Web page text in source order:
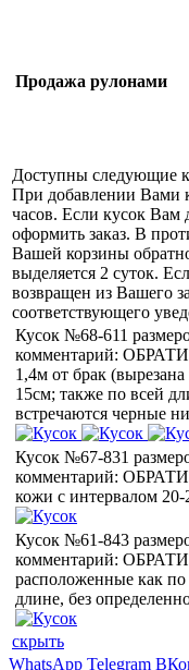
Продажа рулонами
Доступны следующие
При добавлении Вами
часов. Если кусок Вам
оформить заказ. В
Вашей корзины
выделяется 2 суток.
возвращен из Вашего
соответствующего
Кусок №68-611
комментарий:
1,4м от брак
15см; также по всей
встречаются черные
Кусок №67-831
комментарий:
кожи с интервалом
Кусок №61-843
комментарий:
расположенные как по
длине, без
скрыть
WhatsApp Telegram